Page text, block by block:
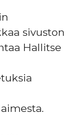
sivuston
Hallitse